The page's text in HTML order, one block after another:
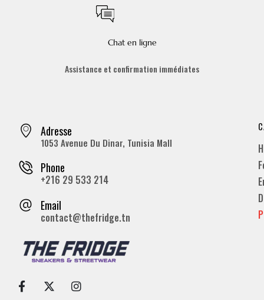
Chat en ligne
Assistance et confirmation immédiates
Adresse
1053 Avenue Du Dinar, Tunisia Mall
Phone
+216 29 533 214
Email
contact@thefridge.tn